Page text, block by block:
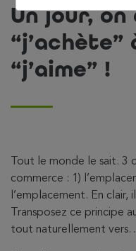
Un jour,
“j’achète”
“j’aime” !
Tout le monde le sait. 3
commerce : 1)
l’emplacement. En
Transposez ce principe
tout naturellement